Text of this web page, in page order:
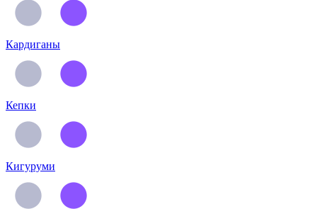
Кардиганы
Кепки
Кигуруми